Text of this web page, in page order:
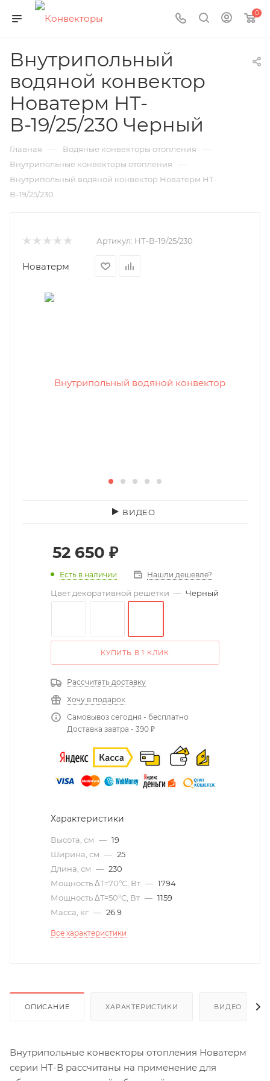
0
Внутрипольный
водяной конвектор
Новатерм НТ-
В-19/25/230 Черный
Главная — Водяные конвекторы отопления —
Внутрипольные конвекторы отопления —
Внутрипольный водяной конвектор Новатерм НТ-
В-19/25/230
Артикул: НТ-В-19/25/230
Новатерм
ВИДЕО
52 650 ₽
Есть в наличии Нашли дешевле?
Цвет декоративной решетки — Черный
КУПИТЬ В 1 КЛИК
Рассчитать доставку
Хочу в подарок
Самовывоз сегодня - бесплатно
Доставка завтра - 390 ₽
Характеристики
Высота, см — 19
Ширина, см — 25
Длина, см — 230
Мощность ΔT=70°С, Вт — 1794
Мощность ΔT=50°С, Вт — 1159
Масса, кг — 26.9
Все характеристики
ОПИСАНИЕ ХАРАКТЕРИСТИКИ ВИДЕО (6)
Внутрипольные конвекторы отопления Новатерм
серии НТ-В рассчитаны на применение для